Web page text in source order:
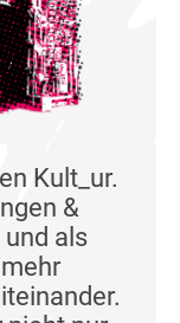
Kult_ur.
&
als